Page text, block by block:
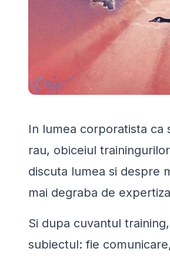
In lumea corporatista ca
rau, obiceiul
discuta lumea si despre
mai degraba de
Si dupa cuvantul
subiectul: fie